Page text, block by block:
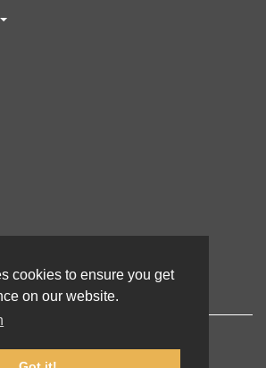
cookies to ensure you get
on our website.